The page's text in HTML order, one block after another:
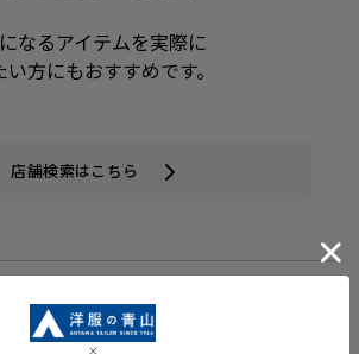
なるアイテムを実際に
い方にもおすすめです。
店舗検索はこちら
お急ぎ発送